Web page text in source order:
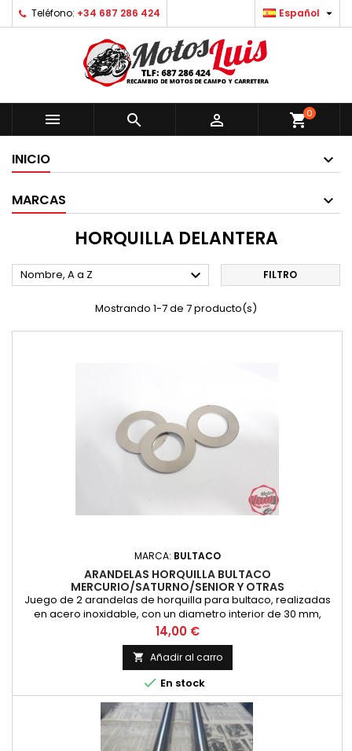
Teléfono: +34 687 286 424 Español 
   shopping_cart0
INICIO
MARCAS
HORQUILLA DELANTERA
Nombre, A a Z  FILTRO
Mostrando 1-7 de 7 producto(s)
MARCA: BULTACO
ARANDELAS HORQUILLA BULTACO
MERCURIO/SATURNO/SENIOR Y OTRAS
Juego de 2 arandelas de horquilla para bultaco, realizadas
en acero inoxidable, con un diametro interior de 30 mm,
diametro exterior de 50 mm. y espesor de 2 mm. Valido para
gran cantidad de modelos de Bultaco.
Precio
14,00 €
 Añadir al carro
 En stock